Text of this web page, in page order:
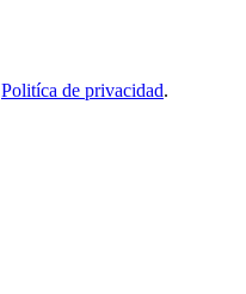
Politíca de privacidad.